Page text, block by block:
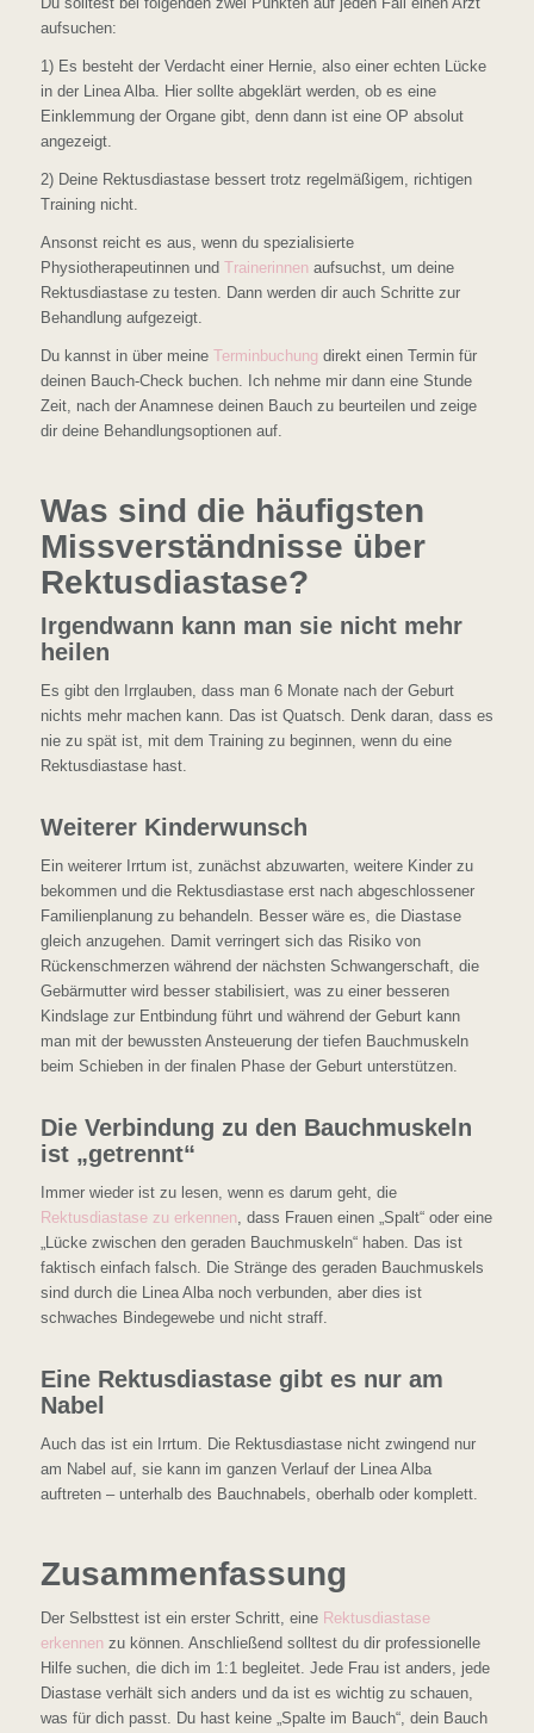
aufsuchen:
1) Es besteht der Verdacht einer Hernie, also einer echten Lücke
in der Linea Alba. Hier sollte abgeklärt werden, ob es eine
Einklemmung der Organe gibt, denn dann ist eine OP absolut
angezeigt.
2) Deine Rektusdiastase bessert trotz regelmäßigem, richtigen
Training nicht.
Ansonst reicht es aus, wenn du spezialisierte
Physiotherapeutinnen und Trainerinnenaufsuchst, um deine
Rektusdiastase zu testen. Dann werden dir auch Schritte zur
Behandlung aufgezeigt.
Du kannst in über meine Terminbuchung direkt einen Termin für
deinen Bauch-Check buchen. Ich nehme mir dann eine Stunde
Zeit, nach der Anamnese deinen Bauch zu beurteilen und zeige
dir deine Behandlungsoptionen auf.
Was sind die häufigsten
Missverständnisse über
Rektusdiastase?
Irgendwann kann man sie nicht mehr
heilen
Es gibt den Irrglauben, dass man 6 Monate nach der Geburt
nichts mehr machen kann. Das ist Quatsch. Denk daran, dass es
nie zu spät ist, mit dem Training zu beginnen, wenn du eine
Rektusdiastase hast.
Weiterer Kinderwunsch
Ein weiterer Irrtum ist, zunächst abzuwarten, weitere Kinder zu
bekommen und die Rektusdiastase erst nach abgeschlossener
Familienplanung zu behandeln. Besser wäre es, die Diastase
gleich anzugehen. Damit verringert sich das Risiko von
Rückenschmerzen während der nächsten Schwangerschaft, die
Gebärmutter wird besser stabilisiert, was zu einer besseren
Kindslage zur Entbindung führt und während der Geburt kann
man mit der bewussten Ansteuerung der tiefen Bauchmuskeln
beim Schieben in der finalen Phase der Geburt unterstützen.
Die Verbindung zu den Bauchmuskeln
ist „getrennt“
Immer wieder ist zu lesen, wenn es darum geht, die
Rektusdiastase zu erkennen, dass Frauen einen „Spalt“ oder eine
„Lücke zwischen den geraden Bauchmuskeln“ haben. Das ist
faktisch einfach falsch. Die Stränge des geraden Bauchmuskels
sind durch die Linea Alba noch verbunden, aber dies ist
schwaches Bindegewebe und nicht straff.
Eine Rektusdiastase gibt es nur am
Nabel
Auch das ist ein Irrtum. Die Rektusdiastase nicht zwingend nur
am Nabel auf, sie kann im ganzen Verlauf der Linea Alba
auftreten – unterhalb des Bauchnabels, oberhalb oder komplett.
Zusammenfassung
Der Selbsttest ist ein erster Schritt, eine Rektusdiastase
erkennenzu können. Anschließend solltest du dir professionelle
Hilfe suchen, die dich im 1:1 begleitet. Jede Frau ist anders, jede
Diastase verhält sich anders und da ist es wichtig zu schauen,
was für dich passt. Du hast keine „Spalte im Bauch“, dein Bauch